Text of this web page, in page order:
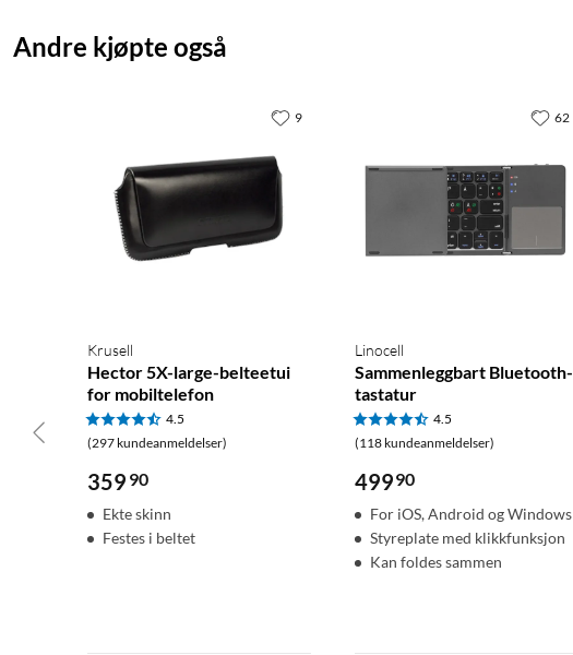
Andre kjøpte også
Krusell
Hector 5X-large-belteetui
for mobiltelefon
4.5
(297 kundeanmeldelser)
359 90
Ekte skinn
Festes i beltet
9
Linocell
Sammenleggbart Bluetooth-
tastatur
4.5
(118 kundeanmeldelser)
49990
For iOS, Android og Windows
Styreplate med klikkfunksjon
Kan foldes sammen
62